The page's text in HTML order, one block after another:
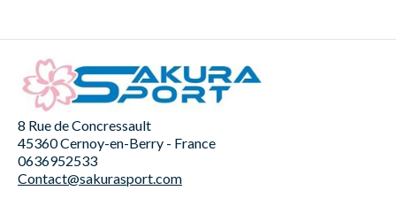
8 Rue de Concressault
45360 Cernoy-en-Berry - France
0636952533
Contact@sakurasport.com